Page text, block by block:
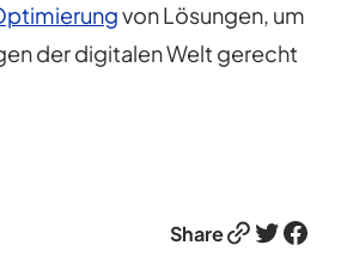
von Lösungen, um
der digitalen Welt gerecht
ShareLink Twitter Facebook